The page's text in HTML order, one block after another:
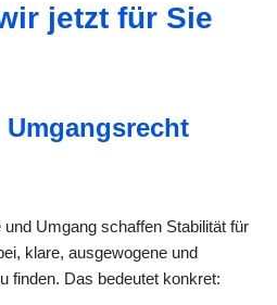
jetzt für Sie
Umgang schaffen Stabilität für
klare, ausgewogene und
finden. Das bedeutet konkret: